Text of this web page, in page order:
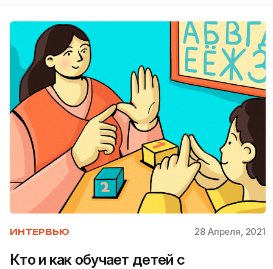
ИНТЕРВЬЮ 28 Апреля, 2021
Кто и как обучает детей с